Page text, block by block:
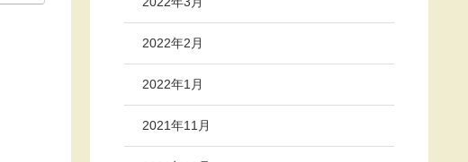
2022年2月
2022年1月
2021年11月